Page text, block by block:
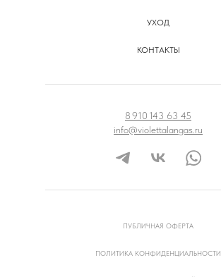
УХОД
КОНТАКТЫ
8 910 143 63 45
info@violettalangas.ru
ПУБЛИЧНАЯ ОФЕРТА
ПОЛИТИКА КОНФИДЕНЦИАЛЬНОСТИ